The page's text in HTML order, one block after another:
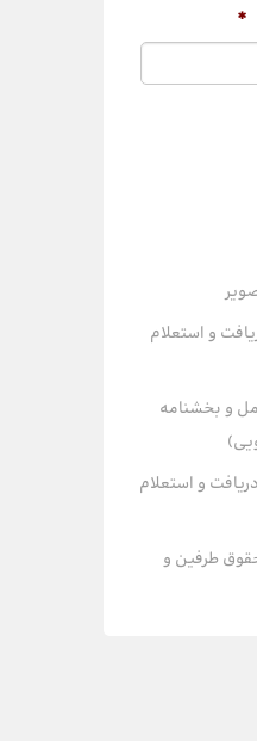
*
و استعلام
کامل و بخشنامه
و استعلام
حقوق طرفین و